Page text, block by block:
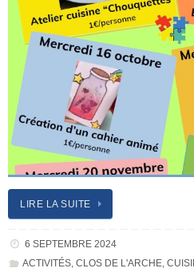
LIRE LA SUITE
6 SEPTEMBRE 2024
ACTIVITÉS, CLOS DE L'ARCHE,